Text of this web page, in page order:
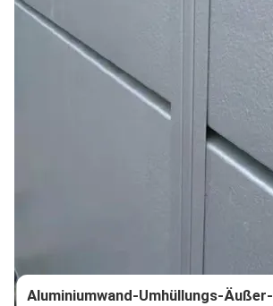
Aluminiumwand-Umhüllungs-Äußer-